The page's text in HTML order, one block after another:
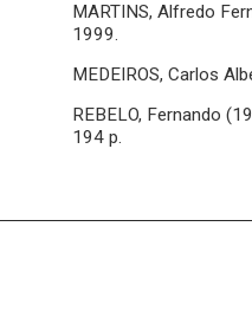
MARTINS, Alfredo
1999.
MEDEIROS, Carlos
REBELO, Fernando
194 p.